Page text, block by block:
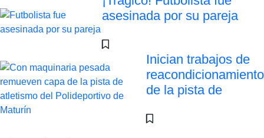
asesinada por su pareja
Inician trabajos de
reacondicionamiento
de la pista de